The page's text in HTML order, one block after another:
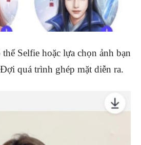
thể Selfie hoặc lựa chọn ảnh bạn
quá trình ghép mặt diễn ra.